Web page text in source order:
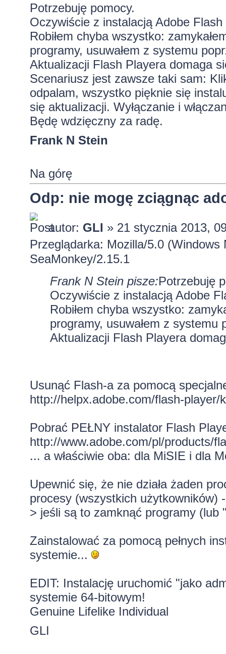
Potrzebuję pomocy.
Oczywiście z instalacją Adobe
Robiłem chyba wszystko:
programy, usuwałem z systemu
Aktualizacji Flash Playera domaga
Scenariusz jest zawsze taki sam:
odpalam, wszystko pięknie się
się aktualizacji. Wyłączanie i
Będę wdzięczny za radę.
Frank N Stein
Na górę
Odp: nie mogę zciągnąc
autor: GLI » 21 stycznia 2013,
Przeglądarka: Mozilla/5.0
SeaMonkey/2.15.1
Frank N Stein pisze:Potrzebuję
Oczywiście z instalacją Adobe
Robiłem chyba wszystko:
programy, usuwałem z systemu
Aktualizacji Flash Playera
Usunąć Flash-a za pomocą
http://helpx.adobe.com/flash-player/
Pobrać PEŁNY instalator Flash
http://www.adobe.com/pl/products/
... a właściwie oba: dla MiSIE i dla
Upewnić się, że nie działa żaden
procesy (wszystkich użytkowników)
> jeśli są to zamknąć programy (lub
Zainstalować za pomocą pełnych
systemie...
EDIT: Instalację uruchomić "jako
systemie 64-bitowym!
Genuine Lifelike Individual
GLI